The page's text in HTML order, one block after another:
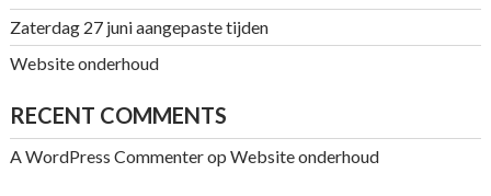
Zaterdag 27 juni aangepaste tijden
Website onderhoud
RECENT COMMENTS
A WordPress Commenterop Website onderhoud